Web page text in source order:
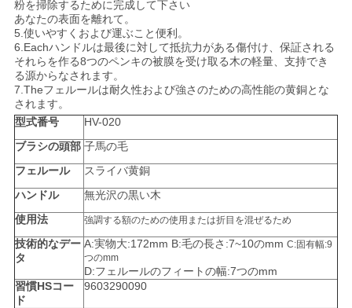
粉を掃除するために完成して下さい
あなたの表面を離れて。
5.使いやすくおよび運ぶこと便利。
6.Eachハンドルは最後に対して抵抗力がある傷付け、保証される
それらを作る8つのペンキの被膜を受け取る木の軽量、支持でき
る源からなされます。
7.Theフェルールは耐久性および強さのための高性能の黄銅とな
されます。
型式番号
HV-020
ブラシの頭部 子馬の毛
フェルール
スライバ黄銅
ハンドル
無光沢の黒い木
使用法
強調する額のための使用または折目を混ぜるため
技術的なデー
タ
A:実物大:172mm B:毛の長さ:7~10のmm C:固有幅:9
つのmm
D:フェルールのフィートの幅:7つのmm
習慣HSコー
ド
9603290090